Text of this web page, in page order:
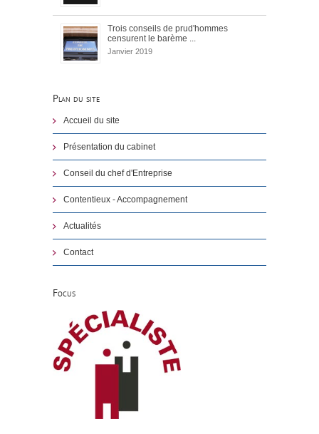
Trois conseils de prud'hommes
censurent le barème ...
Janvier 2019
Plan du site
Accueil du site
Présentation du cabinet
Conseil du chef d'Entreprise
Contentieux - Accompagnement
Actualités
Contact
Focus